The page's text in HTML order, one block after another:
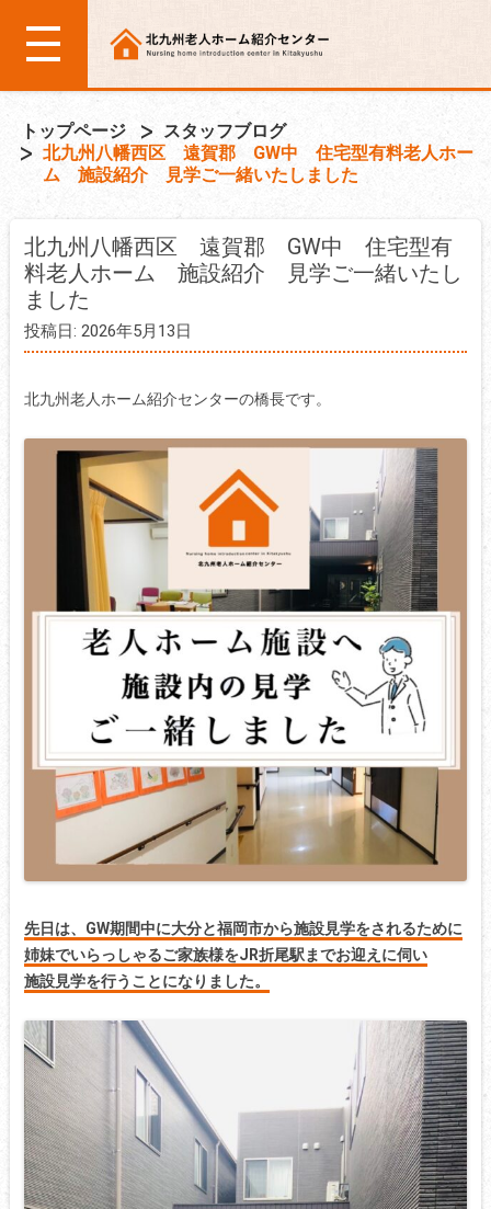
トップページ
スタッフブログ
北九州八幡西区 遠賀郡 GW中 住宅型有料老人ホー
ム 施設紹介 見学ご一緒いたしました
北九州八幡西区 遠賀郡 GW中 住宅型有
料老人ホーム 施設紹介 見学ご一緒いたし
ました
投稿日: 2026年5月13日
北九州老人ホーム紹介センターの橋長です。
先日は、GW期間中に大分と福岡市から施設見学をされるために
姉妹でいらっしゃるご家族様をJR折尾駅までお迎えに伺い
施設見学を行うことになりました。